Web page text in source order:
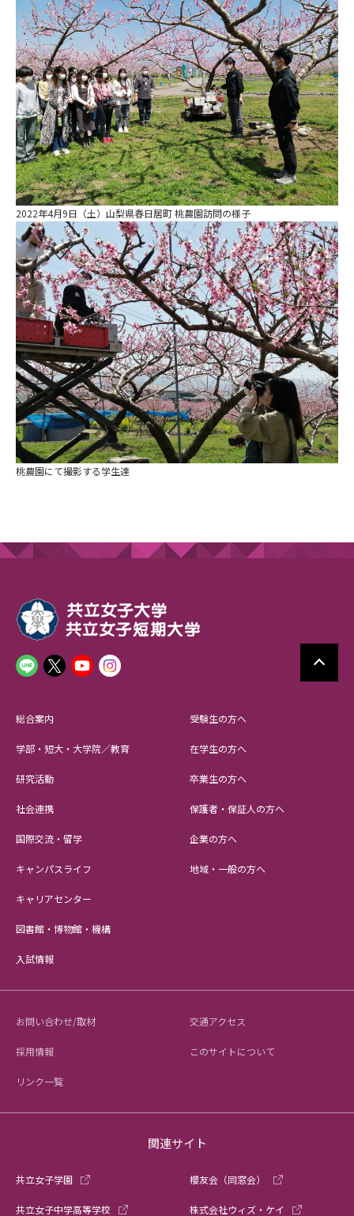
2022年4月9日（土）山梨県春日居町 桃農園訪問の様子
桃農園にて撮影する学生達
総合案内
学部・短大・大学院／教育
研究活動
社会連携
国際交流・留学
キャンパスライフ
キャリアセンター
図書館・博物館・機構
入試情報
受験生の方へ
在学生の方へ
卒業生の方へ
保護者・保証人の方へ
企業の方へ
地域・一般の方へ
お問い合わせ/取材 交通アクセス
採用情報 このサイトについて
リンク一覧
関連サイト
共立女子学園
共立女子中学高等学校
櫻友会（同窓会）
株式会社ウィズ・ケイ